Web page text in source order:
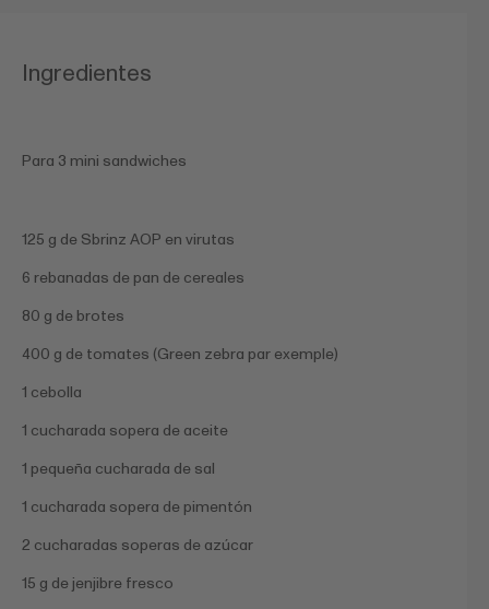
Ingredientes
Para 3 mini sandwiches
125 g de Sbrinz AOP en virutas
6 rebanadas de pan de cereales
80 g de brotes
400 g de tomates (Green zebra par exemple)
1 cebolla
1 cucharada sopera de aceite
1 pequeña cucharada de sal
1 cucharada sopera de pimentón
2 cucharadas soperas de azúcar
15 g de jenjibre fresco